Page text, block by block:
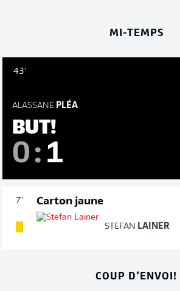
MI-TEMPS
43'
ALASSANE PLÉA
BUT!
0: 1
7' Carton jaune
STEFAN LAINER
COUP D’ENVOI!